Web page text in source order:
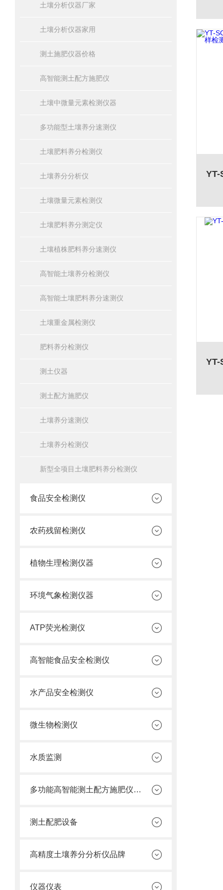
土壤分析仪器厂家
土壤分析仪器家用
测土施肥仪器价格
高智能测土配方施肥仪
土壤中微量元素检测仪器
多功能型土壤养分速测仪
土壤肥料养分检测仪
土壤养分分析仪
土壤微量元素检测仪
土壤肥料养分测定仪
土壤植株肥料养分速测仪
高智能土壤养分检测仪
高智能土壤肥料养分速测仪
土壤重金属检测仪
肥料养分检测仪
测土仪器
测土配方施肥仪
土壤养分速测仪
土壤养分检测仪
新型全项目土壤肥料养分检测仪
食品安全检测仪
农药残留检测仪
植物生理检测仪器
环境气象检测仪器
ATP荧光检测仪
高智能食品安全检测仪
水产品安全检测仪
微生物检测仪
水质监测
多功能高智能测土配方施肥仪价格
测土配肥设备
高精度土壤养分分析仪品牌
仪器仪表